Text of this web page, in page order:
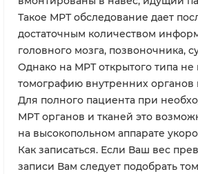
Такое МРТ обследование дает
достаточным количеством
головного мозга, позвоночника,
Однако на МРТ открытого типа не
томографию внутренних органов
Для полного пациента при
МРТ органов и тканей это
на высокопольном аппарате
Как записаться. Если Ваш вес
записи Вам следует подобрать